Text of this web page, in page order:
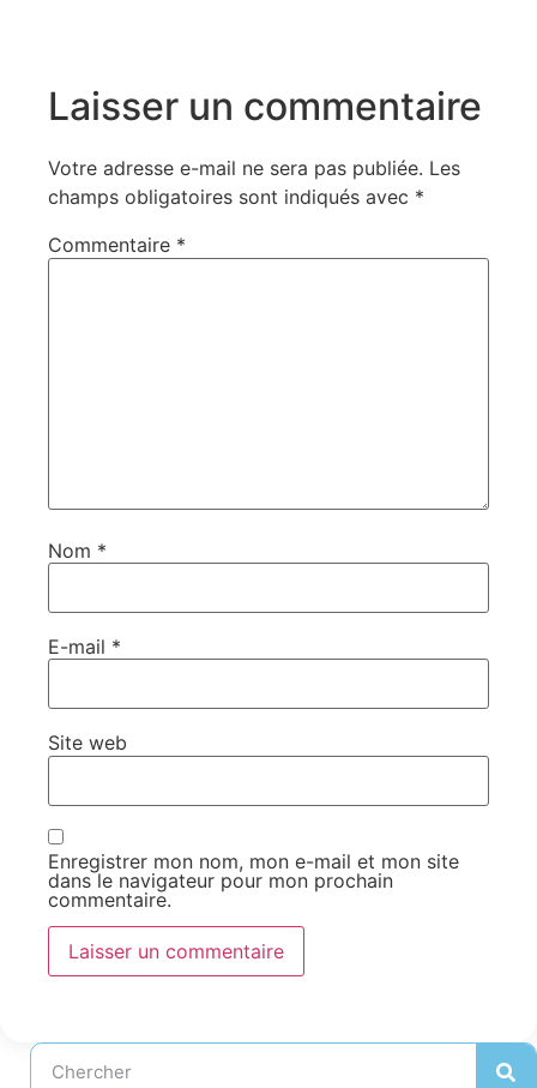
Laisser un commentaire
Votre adresse e-mail ne sera pas publiée. Les
champs obligatoires sont indiqués avec *
Commentaire *
Nom *
E-mail *
Site web
Enregistrer mon nom, mon e-mail et mon site
dans le navigateur pour mon prochain
commentaire.